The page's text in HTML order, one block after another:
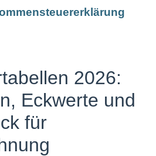
2026:
Eckwerte und
für